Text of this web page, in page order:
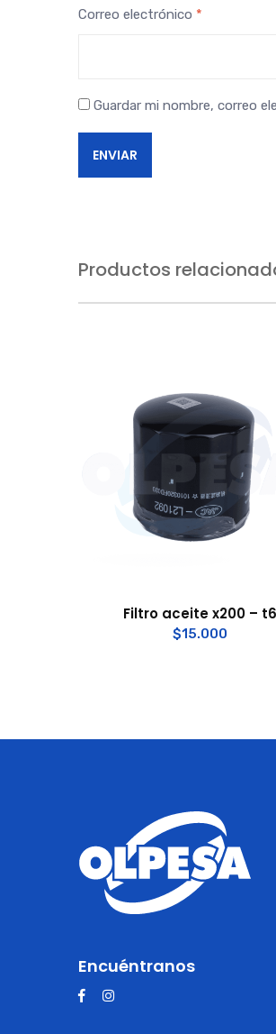
Correo electrónico *
Guardar mi nombre, correo
Productos
Filtro aceite x200 – t6
$15.000
Encuéntranos